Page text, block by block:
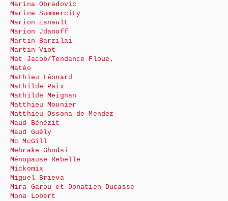
Marina Obradovic
Marine Summercity
Marion Esnault
Marion Jdanoff
Martin Barzilai
Martin Viot
Mat Jacob/Tendance Floue.
Matéo
Mathieu Léonard
Mathilde Paix
Mathilde Meignan
Matthieu Mounier
Matthieu Ossona de Mendez
Maud Bénézit
Maud Guély
Mc McGill
Mehrake Ghodsi
Ménopause Rebelle
Mickomix
Miguel Brieva
Mira Garou et Donatien Ducasse
Mona Lobert